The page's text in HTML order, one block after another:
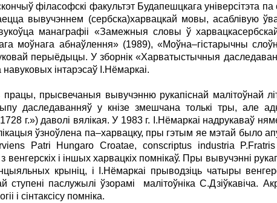
філасофскі факультэт Будапешцкага універсітэта па
вывучэннем (сербска)харвацкай мовы, асаблівую
манаграфіі «Замежныя словы ў
моўнага абнаўлення» (1989), «Моўна–гістарычны
перыёдыцы. У зборнік «Харватыстычныя
інтарэсаў І.Нёмаркаі.
прысвечаныя вывучэнню рукапіснай малітоўнай
даследаванняў у кнізе змешчана толькі тры, але
1728 г.») даволі вялікая. У 1983 г. І.Нёмаркаі надрукаваў
ўзноўлена па–харвацку, пры гэтым яе мэтай было
Patri Hungaro Croatae, conscriptus industria
і іншых харвацкіх помнікаў. Пры вывучэнні
крыніц, і І.Нёмаркаі прыводзіць чатыры
ступені паслужылі ўзорамі малітоўніка С.Дзіўкавіча.
і сінтаксісу помніка.